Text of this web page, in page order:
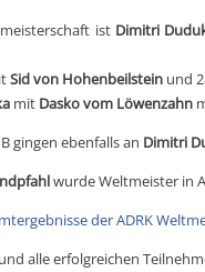
ist Dimitri
Sid von Hohenbeilstein und
mit Dasko vom Löwenzahn
gingen ebenfalls an Dimitri
wurde Weltmeister in
der ADRK
alle erfolgreichen